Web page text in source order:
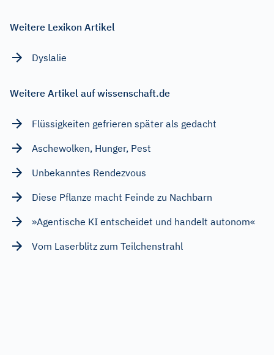
Weitere Lexikon Artikel
Dyslalie
Weitere Artikel auf wissenschaft.de
Flüssigkeiten gefrieren später als gedacht
Aschewolken, Hunger, Pest
Unbekanntes Rendezvous
Diese Pflanze macht Feinde zu Nachbarn
»Agentische KI entscheidet und handelt autonom«
Vom Laserblitz zum Teilchenstrahl